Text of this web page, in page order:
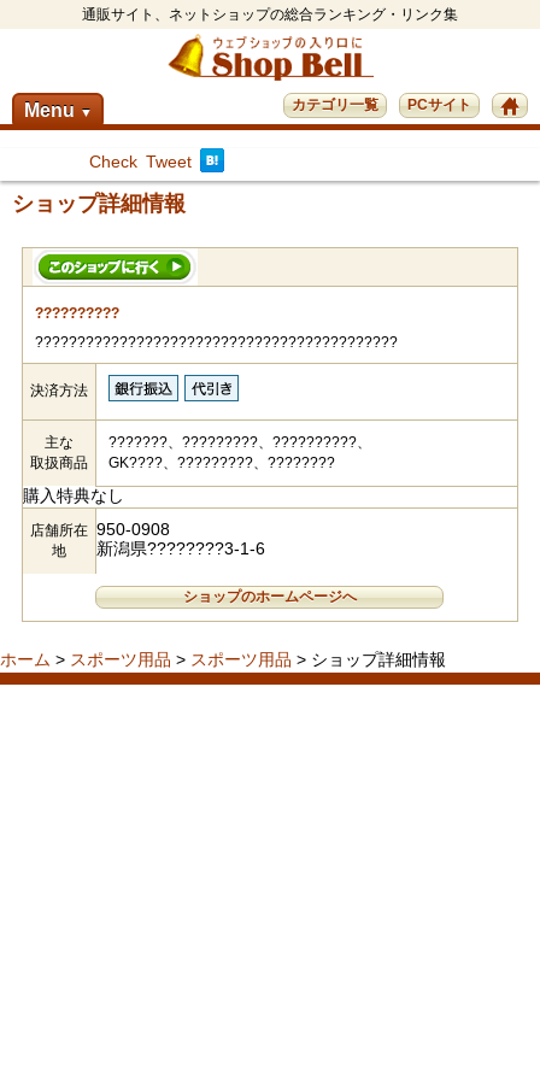
通販サイト、ネットショップの総合ランキング・リンク集
Menu ▼ PCサイト
カテゴリ一覧
Check Tweet
ショップ詳細情報
??????????
???????????????????????????????????????????
決済方法
主な
取扱商品
???????、?????????、??????????、
GK????、?????????、????????
購入特典なし
店舗所在
地
950-0908
新潟県????????3-1-6
ショップのホームページへ
ホーム > スポーツ用品 > スポーツ用品 > ショップ詳細情報